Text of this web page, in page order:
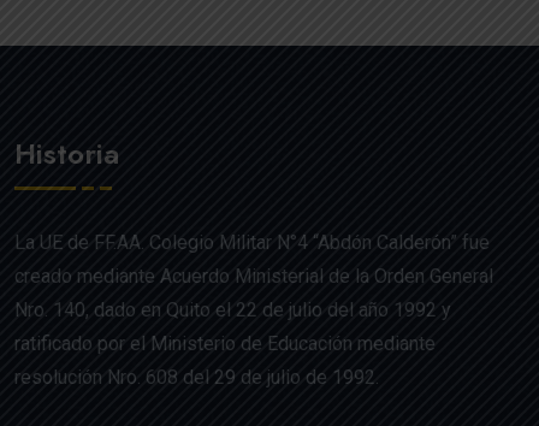
Historia
La UE de FF.AA. Colegio Militar N°4 “Abdón Calderón” fue
creado mediante Acuerdo Ministerial de la Orden General
Nro. 140, dado en Quito el 22 de julio del año 1992 y
ratificado por el Ministerio de Educación mediante
resolución Nro. 608 del 29 de julio de 1992.